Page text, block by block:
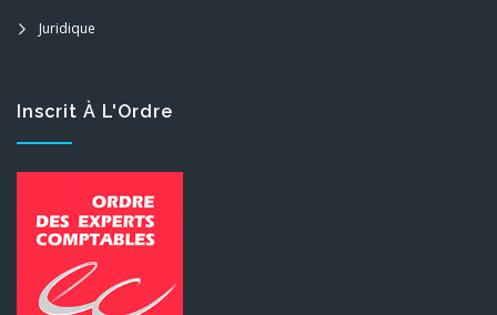
Juridique
Inscrit À L'Ordre